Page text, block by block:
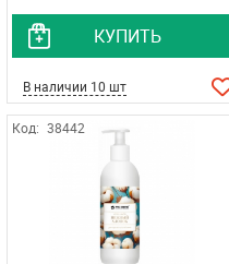
КУПИТЬ
В наличии 10 шт
Код: 38442